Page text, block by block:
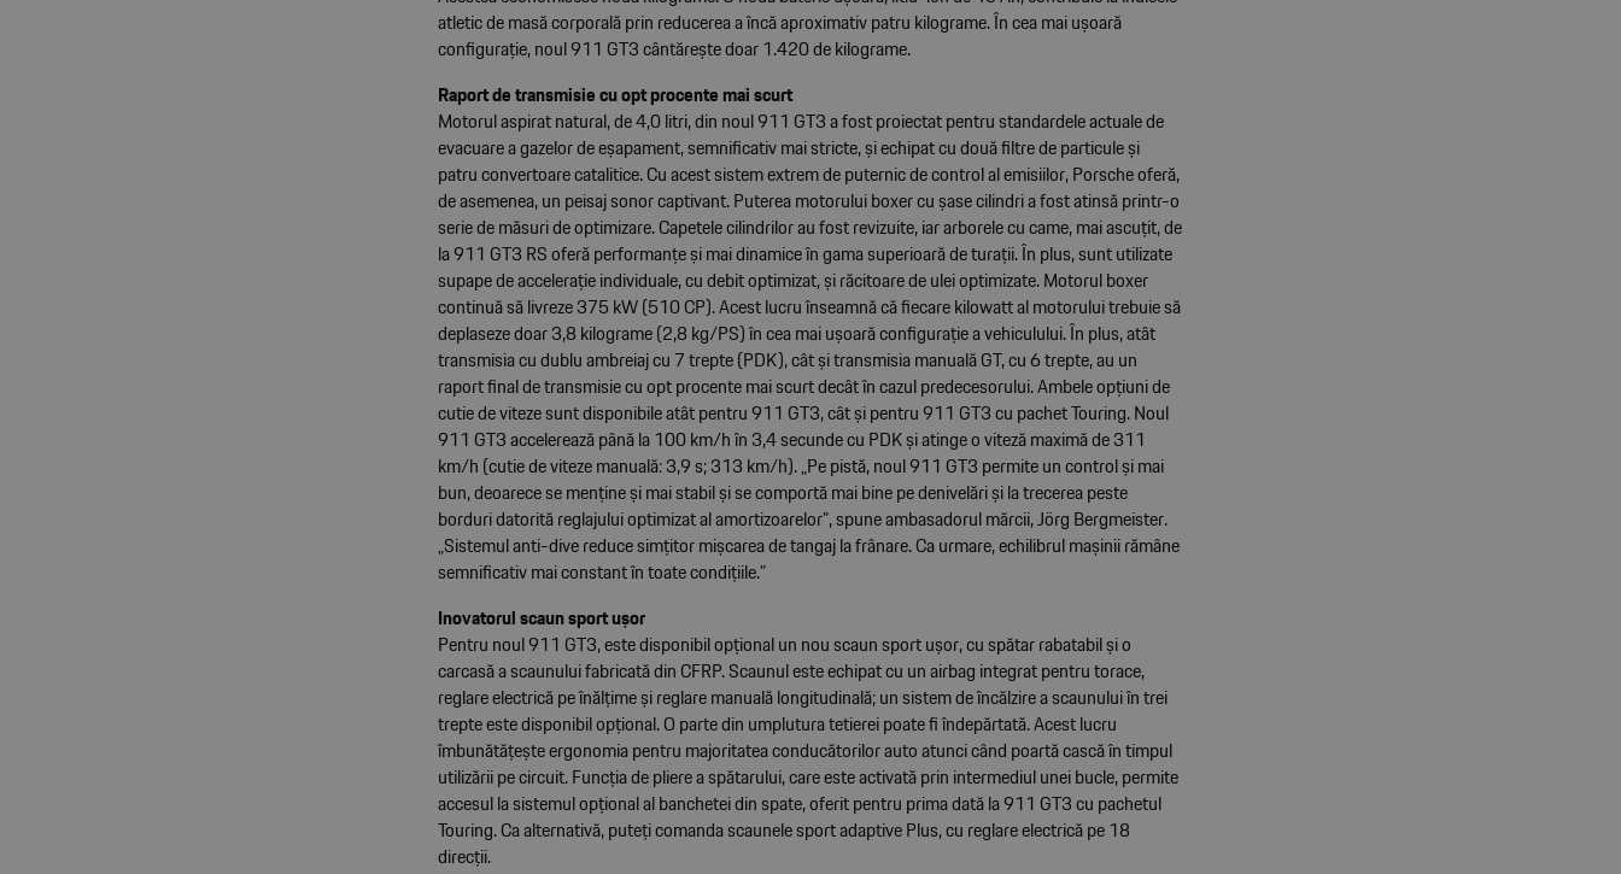
atletic de masă corporală prin reducerea a încă aproximativ patru kilograme. În cea mai ușoară
configurație, noul 911 GT3 cântărește doar 1.420 de kilograme.
Raport de transmisie cu opt procente mai scurt
Motorul aspirat natural, de 4,0 litri, din noul 911 GT3 a fost proiectat pentru standardele actuale de
evacuare a gazelor de eșapament, semnificativ mai stricte, și echipat cu două filtre de particule și
patru convertoare catalitice. Cu acest sistem extrem de puternic de control al emisiilor, Porsche oferă,
de asemenea, un peisaj sonor captivant. Puterea motorului boxer cu șase cilindri a fost atinsă printr-o
serie de măsuri de optimizare. Capetele cilindrilor au fost revizuite, iar arborele cu came, mai ascuțit, de
la 911 GT3 RS oferă performanțe și mai dinamice în gama superioară de turații. În plus, sunt utilizate
supape de accelerație individuale, cu debit optimizat, și răcitoare de ulei optimizate. Motorul boxer
continuă să livreze 375 kW (510 CP). Acest lucru înseamnă că fiecare kilowatt al motorului trebuie să
deplaseze doar 3,8 kilograme (2,8 kg/PS) în cea mai ușoară configurație a vehiculului. În plus, atât
transmisia cu dublu ambreiaj cu 7 trepte (PDK), cât și transmisia manuală GT, cu 6 trepte, au un
raport final de transmisie cu opt procente mai scurt decât în cazul predecesorului. Ambele opțiuni de
cutie de viteze sunt disponibile atât pentru 911 GT3, cât și pentru 911 GT3 cu pachet Touring. Noul
911 GT3 accelerează până la 100 km/h în 3,4 secunde cu PDK și atinge o viteză maximă de 311
km/h (cutie de viteze manuală: 3,9 s; 313 km/h). „Pe pistă, noul 911 GT3 permite un control și mai
bun, deoarece se menține și mai stabil și se comportă mai bine pe denivelări și la trecerea peste
borduri datorită reglajului optimizat al amortizoarelor”, spune ambasadorul mărcii, Jörg Bergmeister.
„Sistemul anti-dive reduce simțitor mișcarea de tangaj la frânare. Ca urmare, echilibrul mașinii rămâne
semnificativ mai constant în toate condițiile.”
Inovatorul scaun sport ușor
Pentru noul 911 GT3, este disponibil opțional un nou scaun sport ușor, cu spătar rabatabil și o
carcasă a scaunului fabricată din CFRP. Scaunul este echipat cu un airbag integrat pentru torace,
reglare electrică pe înălțime și reglare manuală longitudinală; un sistem de încălzire a scaunului în trei
trepte este disponibil opțional. O parte din umplutura tetierei poate fi îndepărtată. Acest lucru
îmbunătățește ergonomia pentru majoritatea conducătorilor auto atunci când poartă cască în timpul
utilizării pe circuit. Funcția de pliere a spătarului, care este activată prin intermediul unei bucle, permite
accesul la sistemul opțional al banchetei din spate, oferit pentru prima dată la 911 GT3 cu pachetul
Touring. Ca alternativă, puteți comanda scaunele sport adaptive Plus, cu reglare electrică pe 18
direcții.